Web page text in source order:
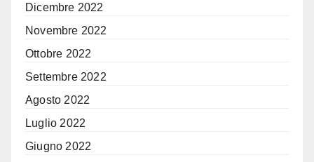
Dicembre 2022
Novembre 2022
Ottobre 2022
Settembre 2022
Agosto 2022
Luglio 2022
Giugno 2022